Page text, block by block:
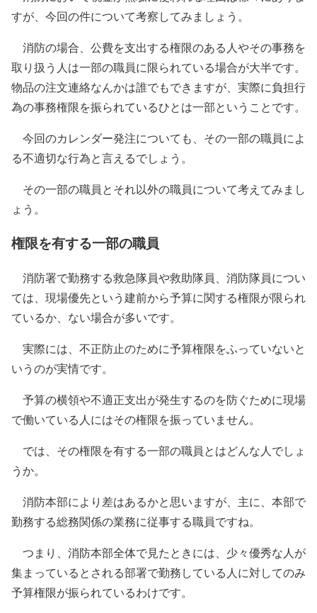
すが、今回の件について考察してみましょう。
消防の場合、公費を支出する権限のある人やその事務を
取り扱う人は一部の職員に限られている場合が大半です。
物品の注文連絡なんかは誰でもできますが、実際に負担行
為の事務権限を振られているひとは一部ということです。
今回のカレンダー発注についても、その一部の職員によ
る不適切な行為と言えるでしょう。
その一部の職員とそれ以外の職員について考えてみまし
ょう。
権限を有する一部の職員
消防署で勤務する救急隊員や救助隊員、消防隊員につい
ては、現場優先という建前から予算に関する権限が限られ
ているか、ない場合が多いです。
実際には、不正防止のために予算権限をふっていないと
いうのが実情です。
予算の横領や不適正支出が発生するのを防ぐために現場
で働いている人にはその権限を振っていません。
では、その権限を有する一部の職員とはどんな人でしょ
うか。
消防本部により差はあるかと思いますが、主に、本部で
勤務する総務関係の業務に従事する職員ですね。
つまり、 消防本部全体で見たときには、少々優秀な人が
集まっているとされる部署で勤務している人に対してのみ
予算権限が振られているわけです。